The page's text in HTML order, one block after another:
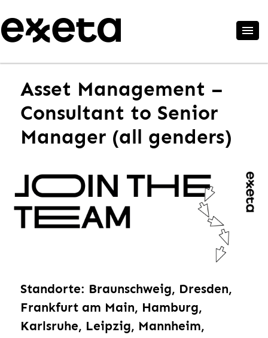
Asset Management –
Consultant to Senior
Manager (all genders)
Standorte: Braunschweig, Dresden,
Frankfurt am Main, Hamburg,
Karlsruhe, Leipzig, Mannheim,